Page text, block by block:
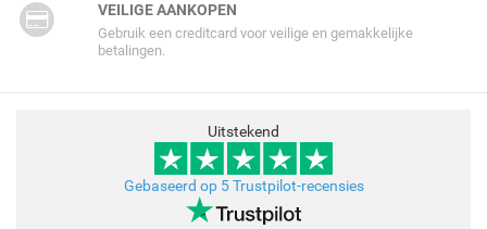
VEILIGE AANKOPEN
Gebruik een creditcard voor veilige en gemakkelijke
betalingen.
Uitstekend
Gebaseerd op 5 Trustpilot-recensies